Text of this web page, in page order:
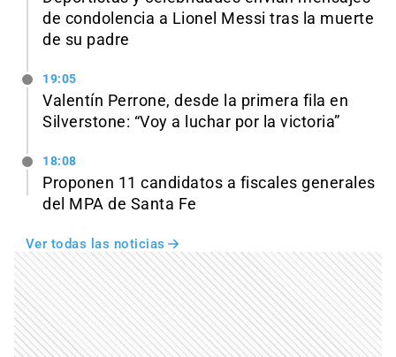
de condolencia a Lionel Messi tras la muerte
de su padre
19:05
Valentín Perrone, desde la primera fila en
Silverstone: “Voy a luchar por la victoria”
18:08
Proponen 11 candidatos a fiscales generales
del MPA de Santa Fe
Ver todas las noticias